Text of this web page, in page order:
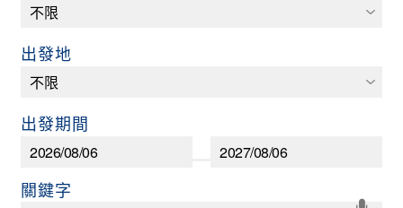
出發地
出發期間